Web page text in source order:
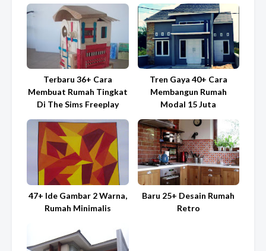
Terbaru 36+ Cara
Membuat Rumah Tingkat
Di The Sims Freeplay
Tren Gaya 40+ Cara
Membangun Rumah
Modal 15 Juta
47+ Ide Gambar 2 Warna,
Rumah Minimalis
Baru 25+ Desain Rumah
Retro